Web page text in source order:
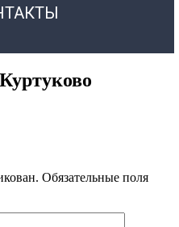
Обязательные поля